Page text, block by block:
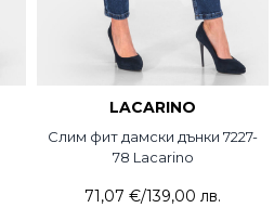
LACARINO
Слим фит дамски дънки 7227-
78 Lacarino
71,07 €/139,00 лв.